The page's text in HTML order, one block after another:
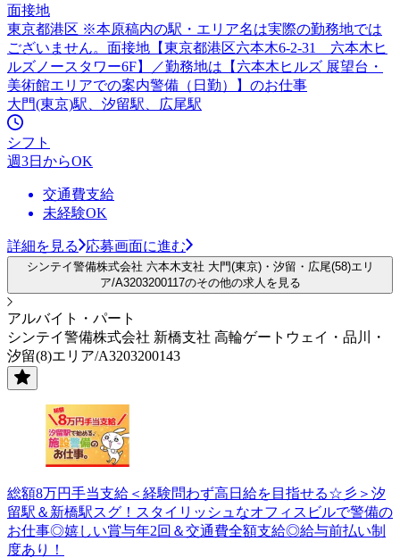
面接地
東京都港区 ※本原稿内の駅・エリア名は実際の勤務地では
ございません。面接地【東京都港区六本木6-2-31 六本木ヒ
ルズノースタワー6F】／勤務地は【六本木ヒルズ 展望台・
美術館エリアでの案内警備（日勤）】のお仕事
大門(東京)駅、汐留駅、広尾駅
シフト
週3日からOK
交通費支給
未経験OK
詳細を見る 応募画面に進む
シンテイ警備株式会社 六本木支社 大門(東京)・汐留・広尾(58)エリ
ア/A3203200117のその他の求人を見る
アルバイト・パート
シンテイ警備株式会社 新橋支社 高輪ゲートウェイ・品川・
汐留(8)エリア/A3203200143
総額8万円手当支給＜経験問わず高日給を目指せる☆彡＞汐
留駅＆新橋駅スグ！スタイリッシュなオフィスビルで警備の
お仕事◎嬉しい賞与年2回＆交通費全額支給◎給与前払い制
度あり！